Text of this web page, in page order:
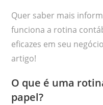
Quer saber mais
funciona a rotina
eficazes em seu
artigo!
O que é uma
papel?